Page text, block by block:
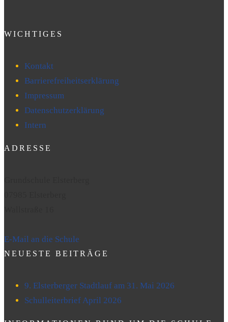
WICHTIGES
Kontakt
Barrierefreiheitserklärung
Impressum
Datenschutzerklärung
Intern
ADRESSE
E-Mail an die Schule
NEUESTE BEITRÄGE
9. Elsterberger Stadtlauf am 31. Mai 2026
Schulleiterbrief April 2026